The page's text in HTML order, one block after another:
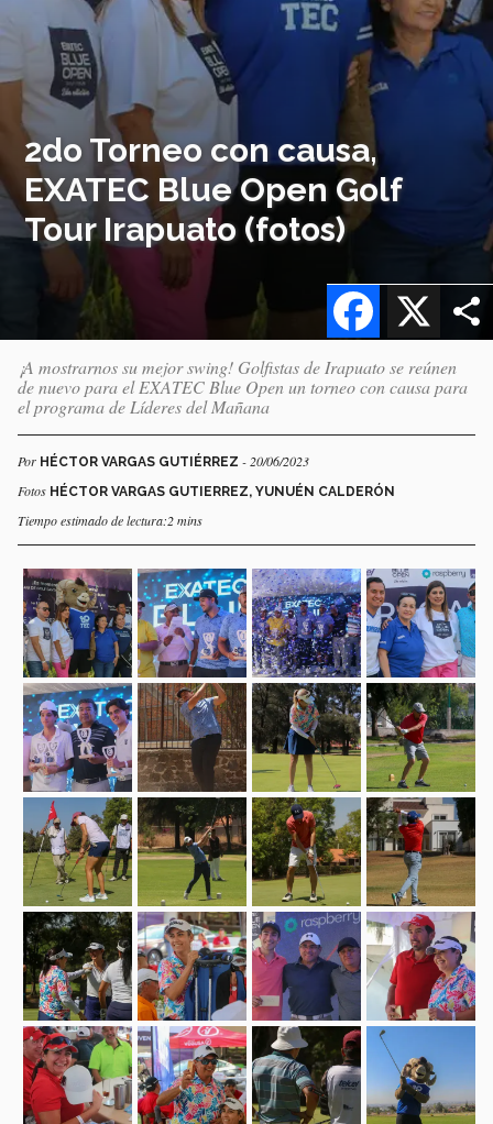
2do Torneo con causa,
EXATEC Blue Open Golf
Tour Irapuato (fotos)
X
Facebook
¡A mostrarnos su mejor swing! Golfistas de Irapuato se reúnen
de nuevo para el EXATEC Blue Open un torneo con causa para
el programa de Líderes del Mañana
Por HÉCTOR VARGAS GUTIÉRREZ - 20/06/2023
Fotos HÉCTOR VARGAS GUTIERREZ, YUNUÉN CALDERÓN
Tiempo estimado de lectura:2 mins